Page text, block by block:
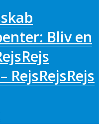
Bliv en
RejsRejsRejs